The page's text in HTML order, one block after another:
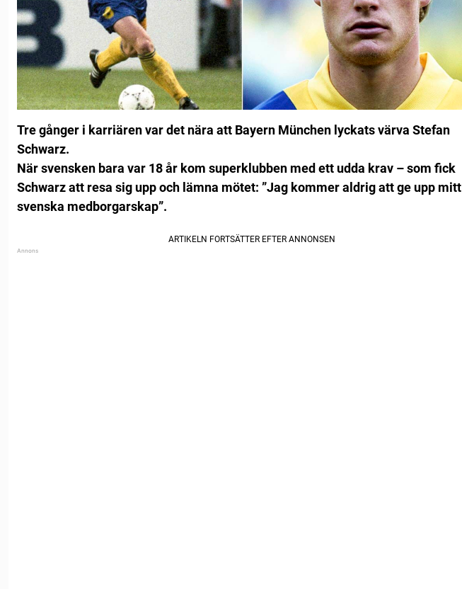
Tre gånger i karriären var det nära att Bayern München lyckats värva Stefan
Schwarz.
När svensken bara var 18 år kom superklubben med ett udda krav – som fick
Schwarz att resa sig upp och lämna mötet: ”Jag kommer aldrig att ge upp mitt
svenska medborgarskap”.